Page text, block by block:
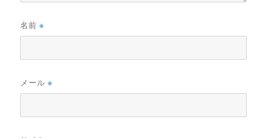
名前※
メール※